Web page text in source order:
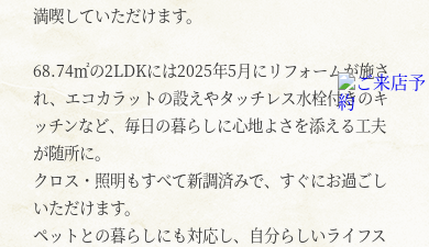
満喫していただけます。
68.74㎡の2LDKには2025年5月にリフォームが施さ
れ、エコカラットの設えやタッチレス水栓付きのキ
ッチンなど、毎日の暮らしに心地よさを添える工夫
が随所に。
クロス・照明もすべて新調済みで、すぐにお過ごし
いただけます。
ペットとの暮らしにも対応し、自分らしいライフス